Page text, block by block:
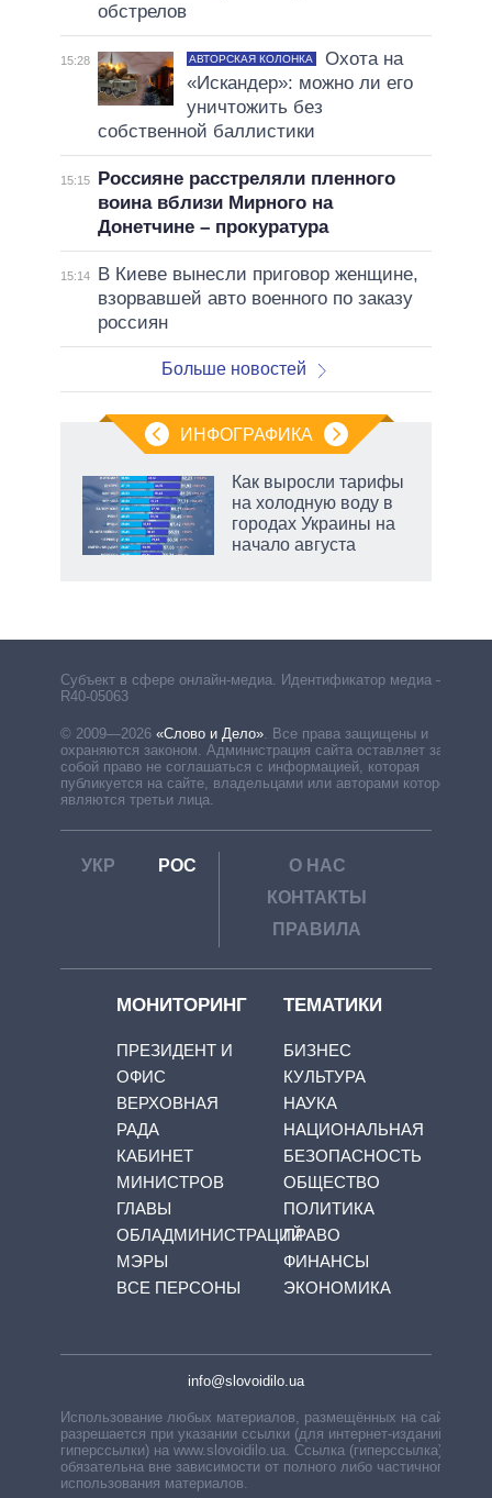
обстрелов
15:28 АВТОРСКАЯ КОЛОНКА
Охота на
«Искандер»: можно ли его
уничтожить без
собственной баллистики
15:15
Россияне расстреляли пленного
воина вблизи Мирного на
Донетчине – прокуратура
15:14
В Киеве вынесли приговор женщине,
взорвавшей авто военного по заказу
россиян
Больше новостей
ИНФОГРАФИКА
Как выросли тарифы
на холодную воду в
городах Украины на
начало августа
Субъект в сфере онлайн-медиа. Идентификатор медиа –
R40-05063
© 2009—2026 «Слово и Дело». Все права защищены и
охраняются законом. Администрация сайта оставляет за
собой право не соглашаться с информацией, которая
публикуется на сайте, владельцами или авторами которой
являются третьи лица.
УКР РОС
О НАС
КОНТАКТЫ
ПРАВИЛА
МОНИТОРИНГ
ПРЕЗИДЕНТ И
ОФИС
ВЕРХОВНАЯ
РАДА
КАБИНЕТ
МИНИСТРОВ
ГЛАВЫ
ОБЛАДМИНИСТРАЦИЙ
МЭРЫ
ВСЕ ПЕРСОНЫ
ТЕМАТИКИ
БИЗНЕС
КУЛЬТУРА
НАУКА
НАЦИОНАЛЬНАЯ
БЕЗОПАСНОСТЬ
ОБЩЕСТВО
ПОЛИТИКА
ПРАВО
ФИНАНСЫ
ЭКОНОМИКА
info@slovoidilo.ua
Использование любых материалов, размещённых на сайте,
разрешается при указании ссылки (для интернет-изданий —
гиперссылки) на www.slovoidilo.ua. Ссылка (гиперссылка)
обязательна вне зависимости от полного либо частичного
использования материалов.